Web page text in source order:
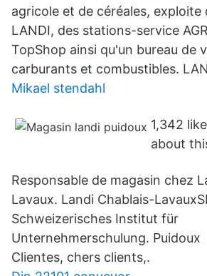
agricole et de céréales, exploite
LANDI, des stations-service
TopShop ainsi qu'un bureau de
carburants et combustibles.
Mikael stendahl
1,342
about
Responsable de magasin chez
Lavaux. Landi Chablais-
Schweizerisches Institut für
Unternehmerschulung.
Clientes, chers clients,.